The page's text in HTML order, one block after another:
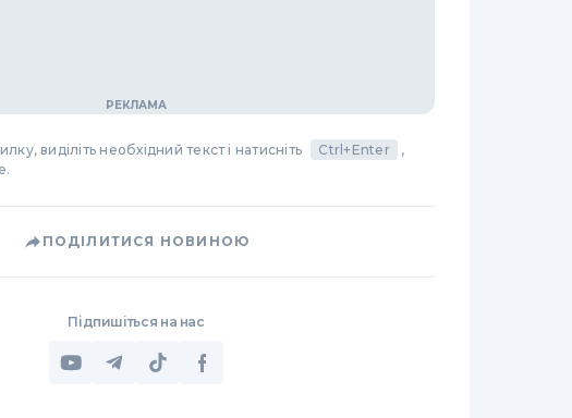
виділіть необхідний текст і натисніть Ctrl+Enter
,
ПОДІЛИТИСЯ НОВИНОЮ
Підпишіться на нас